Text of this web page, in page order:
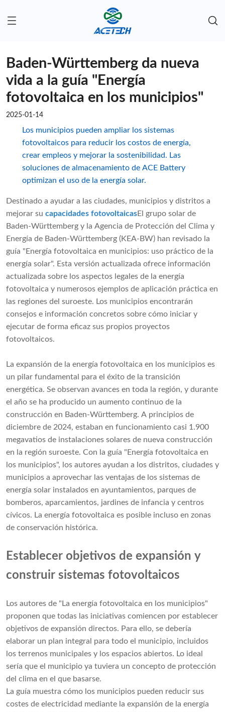
Baden-Württemberg da nueva
vida a la guía "Energía
fotovoltaica en los municipios"
2025-01-14
Los municipios pueden ampliar los sistemas
fotovoltaicos para reducir los costos de energía,
crear empleos y mejorar la sostenibilidad. Las
soluciones de almacenamiento de ACE Battery
optimizan el uso de la energía solar.
Destinado a ayudar a las ciudades, municipios y distritos a
mejorar su capacidades fotovoltaicasEl grupo solar de
Baden-Württemberg y la Agencia de Protección del Clima y
Energía de Baden-Württemberg (KEA-BW) han revisado la
guía "Energía fotovoltaica en municipios: uso práctico de la
energía solar". Esta versión actualizada ofrece información
actualizada sobre los aspectos legales de la energía
fotovoltaica y numerosos ejemplos de aplicación práctica en
las regiones del suroeste. Los municipios encontrarán
consejos e información concretos sobre cómo iniciar y
ejecutar de forma eficaz sus propios proyectos
fotovoltaicos.
La expansión de la energía fotovoltaica en los municipios es
un pilar fundamental para el éxito de la transición
energética. Se observan avances en toda la región, y durante
el año se ha producido un aumento continuo de la
construcción en Baden-Württemberg. A principios de
diciembre de 2024, estaban en funcionamiento casi 1.900
megavatios de instalaciones solares de nueva construcción
en la región suroeste. Con la guía "Energía fotovoltaica en
los municipios", los autores ayudan a los distritos, ciudades y
municipios a aprovechar las ventajas de los sistemas de
energía solar instalados en ayuntamientos, parques de
bomberos, aparcamientos, jardines de infancia y centros
cívicos. La energía fotovoltaica es posible incluso en zonas
de conservación histórica.
Establecer objetivos de expansión y
construir sistemas fotovoltaicos
Los autores de "La energía fotovoltaica en los municipios"
proponen que todas las iniciativas comiencen por establecer
objetivos de expansión directos. Para ello, se debería
elaborar un plan integral para todo el municipio, incluidos
los terrenos municipales y los espacios abiertos. Lo ideal
sería que el municipio ya tuviera un concepto de protección
del clima en el que basarse.
La guía muestra cómo los municipios pueden reducir sus
costes de electricidad mediante la expansión de la energía